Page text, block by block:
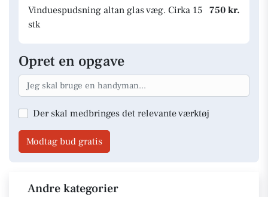
Vinduespudsning altan glas væg. Cirka 15
stk
750 kr.
Opret en opgave
Der skal medbringes det relevante værktøj
Modtag bud gratis
Andre kategorier